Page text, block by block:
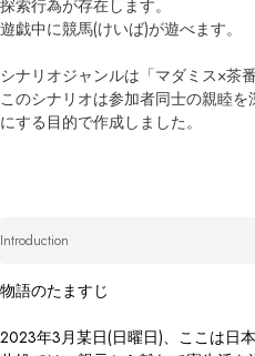
探索行為が存在します。
遊戯中に競馬(けいば)が遊べます。
シナリオジャンルは「マダミス×茶番
このシナリオは参加者同士の親睦
にする目的で作成しました。
Introduction
物語のたますじ
2023年3月某日(日曜日)、ここは日